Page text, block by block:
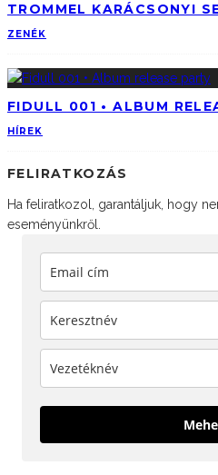
TROMMEL KARÁCSONYI
ZENÉK
FIDULL 001 • ALBUM
HÍREK
FELIRATKOZÁS
Ha feliratkozol, garantáljuk, hogy
eseményünkről.